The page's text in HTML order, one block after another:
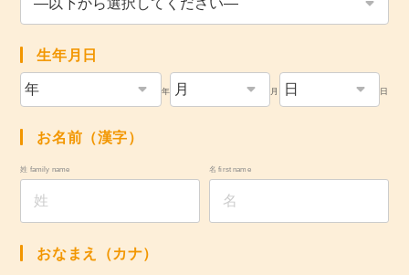
生年月日
年 月 日
お名前（漢字）
姓 family name 名 first name
おなまえ（カナ）